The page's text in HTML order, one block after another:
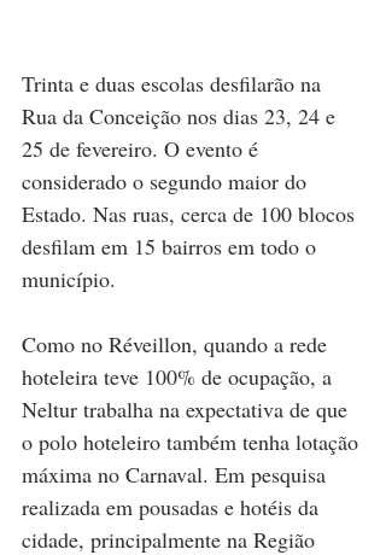
Trinta e duas escolas desfilarão na
Rua da Conceição nos dias 23, 24 e
25 de fevereiro. O evento é
considerado o segundo maior do
Estado. Nas ruas, cerca de 100 blocos
desfilam em 15 bairros em todo o
município.
Como no Réveillon, quando a rede
hoteleira teve 100% de ocupação, a
Neltur trabalha na expectativa de que
o polo hoteleiro também tenha lotação
máxima no Carnaval. Em pesquisa
realizada em pousadas e hotéis da
cidade, principalmente na Região